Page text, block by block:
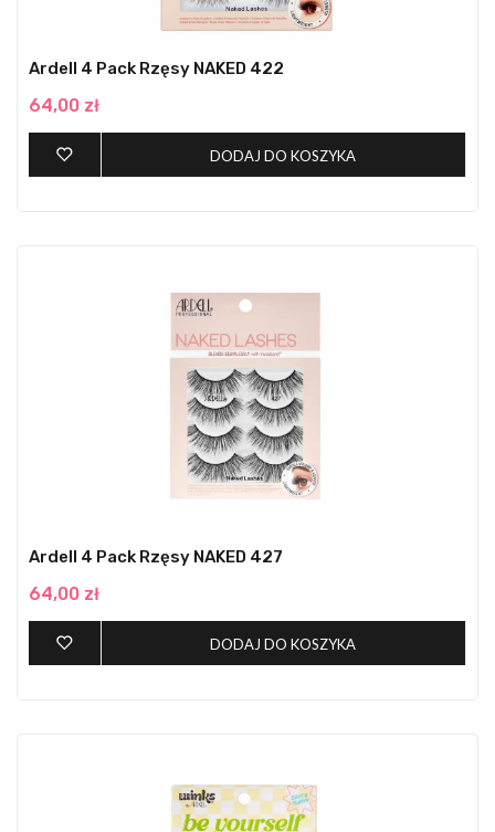
Ardell 4 Pack Rzęsy NAKED 422
64,00 zł
DODAJ DO KOSZYKA
Ardell 4 Pack Rzęsy NAKED 427
64,00 zł
DODAJ DO KOSZYKA